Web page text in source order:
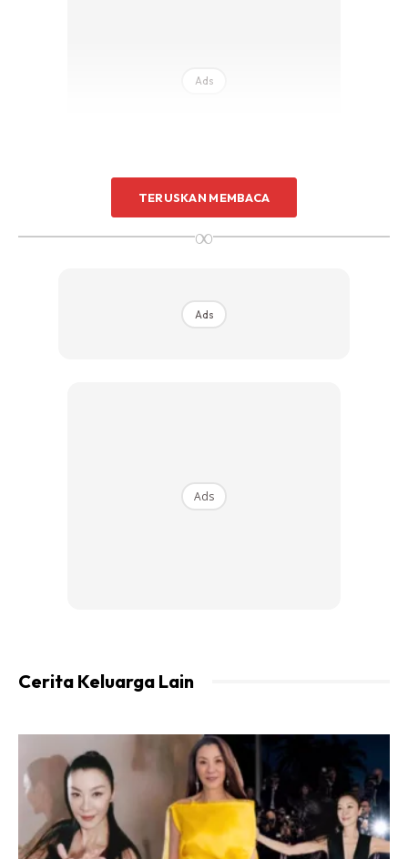
Ads
1.Boleh menyebabkan gangguan pada saraf muka, ruam
dan juga vertigo. Rasa seperti berpusing.
3.Punca kepada sindrom ini adalah Varincella Zoster.
radang pada saraf tersebut dan antivirus.
13. Peluang untuk sembuh adalah sangat tinggi.
TERUSKAN MEMBACA
∞
Ads
Ads
Cerita Keluarga Lain